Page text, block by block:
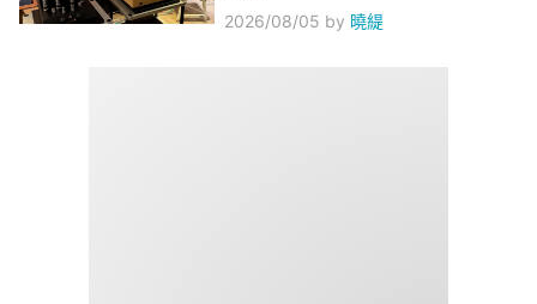
2026/08/05 by 曉緹